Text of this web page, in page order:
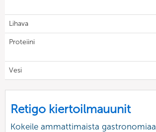
Lihava
Proteiini
Vesi
Retigo kiertoilmauunit
Kokeile ammattimaista gastronomiaa